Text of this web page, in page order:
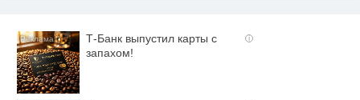
i
Т-Банк выпустил карты с
запахом!